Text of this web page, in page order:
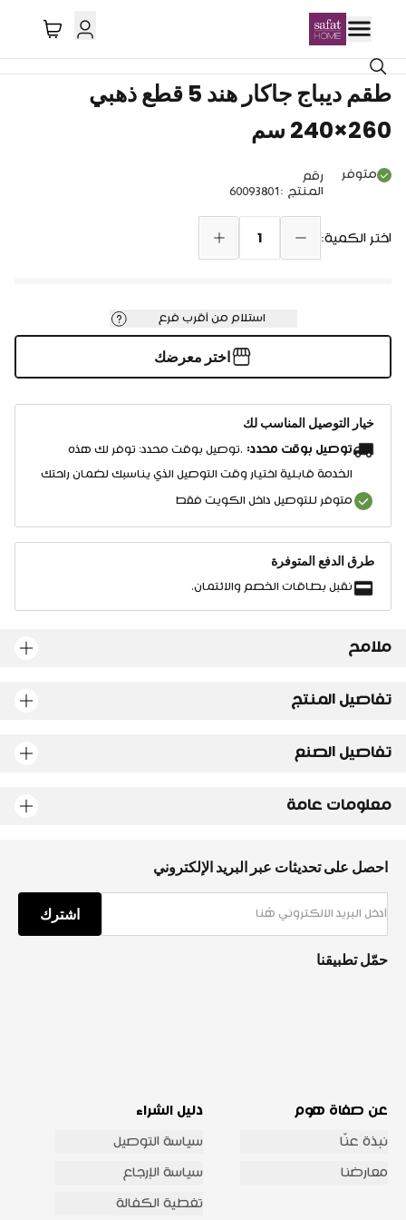
طقم ديباج جاكار هند 5 قطع ذهبي
260×240 سم
متوفر
رقم
المنتج :
60093801
اختر الكمية: 1
استلام من أقرب فرع
اختر معرضك
خيار التوصيل المناسب لك
توصيل بوقت محدد: .توصيل بوقت محدد: توفر لك هذه
الخدمة قابلية اختيار وقت التوصيل الذي يناسبك لضمان راحتك
متوفر للتوصيل داخل الكويت فقط
طرق الدفع المتوفرة
نقبل بطاقات الخصم والائتمان.
ملامح
تفاصيل المنتج
تفاصيل الصنع
معلومات عامة
احصل على تحديثات عبر البريد الإلكتروني
اشترك
حمّل تطبيقنا
عن صفاة هوم
نبذة عنّا
معارضنا
دليل الشراء
سياسة التوصيل
سياسة الإرجاع
تغطية الكفالة